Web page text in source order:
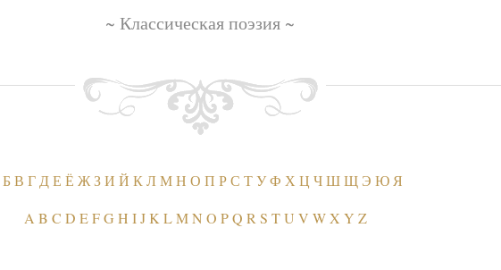
~ Классическая поэзия ~
БВ Г ДЕ Ё ЖЗИ Й К ЛМН О П РС ТУФ Х Ц ЧШЩ Э Ю Я
A B C D EFG H IJK LMN O PQ R S TU V WX Y Z